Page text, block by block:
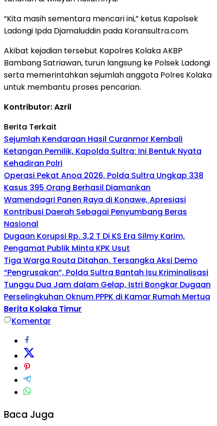
“Kita masih sementara mencari ini,” ketus Kapolsek
Ladongi Ipda Djamaluddin pada Koransultra.com.
Akibat kejadian tersebut Kapolres Kolaka AKBP
Bambang Satriawan, turun langsung ke Polsek Ladongi
serta memerintahkan sejumlah anggota Polres Kolaka
untuk membantu proses pencarian.
Kontributor: Azril
Berita Terkait
Sejumlah Kendaraan Hasil Curanmor Kembali
Ketangan Pemilik, Kapolda Sultra: Ini Bentuk Nyata
Kehadiran Polri
Operasi Pekat Anoa 2026, Polda Sultra Ungkap 338
Kasus 395 Orang Berhasil Diamankan
Wamendagri Panen Raya di Konawe, Apresiasi
Kontribusi Daerah Sebagai Penyumbang Beras
Nasional
Dugaan Korupsi Rp. 3,2 T Di KS Era Silmy Karim,
Pengamat Publik Minta KPK Usut
Tiga Warga Routa Ditahan, Tersangka Aksi Demo
“Pengrusakan”, Polda Sultra Bantah Isu Kriminalisasi
Tunggu Dua Jam dalam Gelap, Istri Bongkar Dugaan
Perselingkuhan Oknum PPPK di Kamar Rumah Mertua
Berita Kolaka Timur
Komentar
Baca Juga